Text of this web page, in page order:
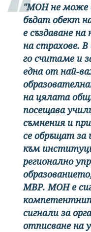
"МОН не може
бъдат обект
е създаване
на страхове.
го считаме и
една от най-
на цялата
посещава
съмнения и
се обръщат за
към
регионално
МВР. МОН е
сигнали за
отписване на